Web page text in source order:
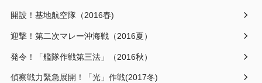
開設！基地航空隊（2016春)
迎撃！第二次マレー沖海戦（2016夏）
発令！「艦隊作戦第三法」（2016秋）
偵察戦力緊急展開！「光」作戦(2017冬)